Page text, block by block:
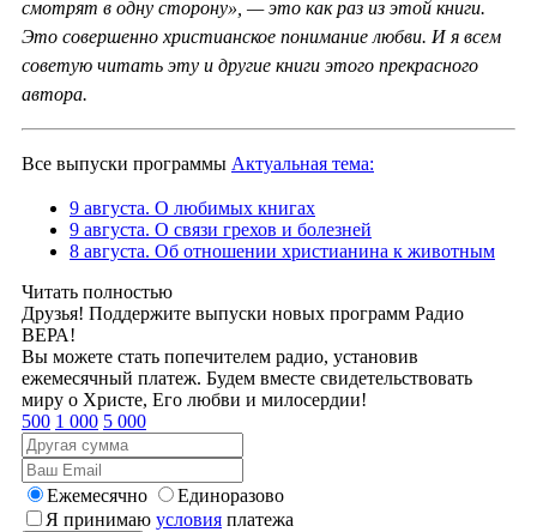
смотрят в одну сторону», — это как раз из этой книги.
Это совершенно христианское понимание любви. И я всем
советую читать эту и другие книги этого прекрасного
автора.
Все выпуски программы Актуальная тема:
9 августа. О любимых книгах
9 августа. О связи грехов и болезней
8 августа. Об отношении христианина к животным
Читать полностью
Друзья! Поддержите выпуски новых программ Радио
ВЕРА!
Вы можете стать попечителем радио, установив
ежемесячный платеж. Будем вместе свидетельствовать
миру о Христе, Его любви и милосердии!
500 1 000 5 000
Ежемесячно
Единоразово
Я принимаю условия платежа